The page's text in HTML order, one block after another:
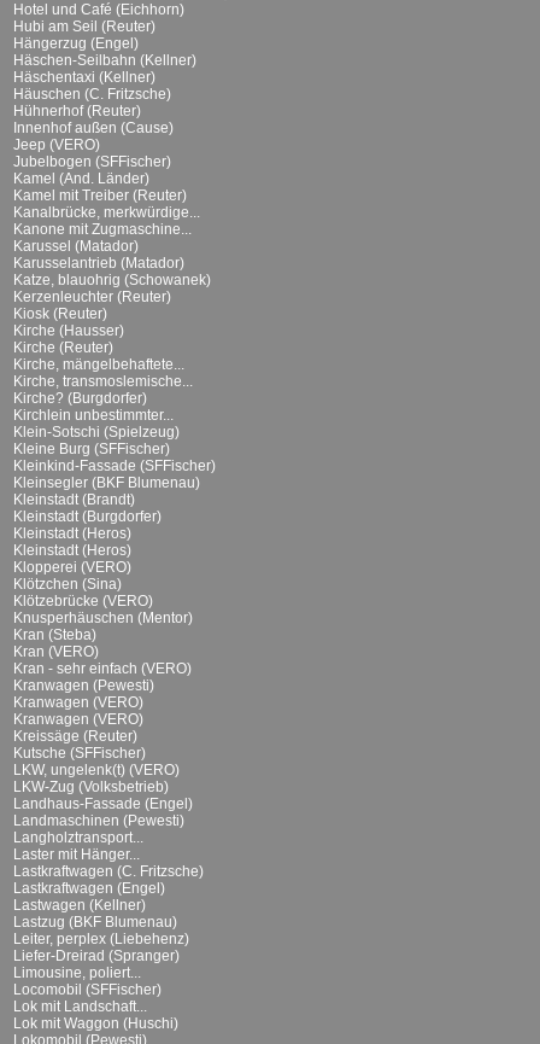
Hotel und Café (Eichhorn)
Hubi am Seil (Reuter)
Hängerzug (Engel)
Häschen-Seilbahn (Kellner)
Häschentaxi (Kellner)
Häuschen (C. Fritzsche)
Hühnerhof (Reuter)
Innenhof außen (Cause)
Jeep (VERO)
Jubelbogen (SFFischer)
Kamel (And. Länder)
Kamel mit Treiber (Reuter)
Kanalbrücke, merkwürdige...
Kanone mit Zugmaschine...
Karussel (Matador)
Karusselantrieb (Matador)
Katze, blauohrig (Schowanek)
Kerzenleuchter (Reuter)
Kiosk (Reuter)
Kirche (Hausser)
Kirche (Reuter)
Kirche, mängelbehaftete...
Kirche, transmoslemische...
Kirche? (Burgdorfer)
Kirchlein unbestimmter...
Klein-Sotschi (Spielzeug)
Kleine Burg (SFFischer)
Kleinkind-Fassade (SFFischer)
Kleinsegler (BKF Blumenau)
Kleinstadt (Brandt)
Kleinstadt (Burgdorfer)
Kleinstadt (Heros)
Kleinstadt (Heros)
Klopperei (VERO)
Klötzchen (Sina)
Klötzebrücke (VERO)
Knusperhäuschen (Mentor)
Kran (Steba)
Kran (VERO)
Kran - sehr einfach (VERO)
Kranwagen (Pewesti)
Kranwagen (VERO)
Kranwagen (VERO)
Kreissäge (Reuter)
Kutsche (SFFischer)
LKW, ungelenk(t) (VERO)
LKW-Zug (Volksbetrieb)
Landhaus-Fassade (Engel)
Landmaschinen (Pewesti)
Langholztransport...
Laster mit Hänger...
Lastkraftwagen (C. Fritzsche)
Lastkraftwagen (Engel)
Lastwagen (Kellner)
Lastzug (BKF Blumenau)
Leiter, perplex (Liebehenz)
Liefer-Dreirad (Spranger)
Limousine, poliert...
Locomobil (SFFischer)
Lok mit Landschaft...
Lok mit Waggon (Huschi)
Lokomobil (Pewesti)